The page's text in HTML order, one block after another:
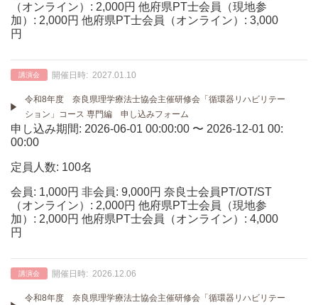
（オンライン）: 2,000円 他府県PT士会員（現地参
加）: 2,000円 他府県PT士会員（オンライン）: 3,000
円
講演会 開催日時: 2027.01.10
令和8年度 奈良県理学療法士協会主催研修会「循環器リハビリテー
ション」コース 専門編 申し込みフォーム
申し込み期間: 2026-06-01 00:00:00 〜 2026-12-01 00:
00:00
定員人数: 100名
会員: 1,000円 非会員: 9,000円 奈良士会員PT/OT/ST
（オンライン）: 2,000円 他府県PT士会員（現地参
加）: 2,000円 他府県PT士会員（オンライン）: 4,000
円
講演会 開催日時: 2026.12.06
令和8年度 奈良県理学療法士協会主催研修会「循環器リハビリテー